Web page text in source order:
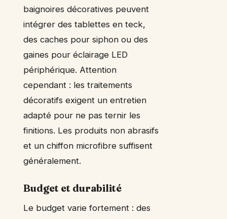
baignoires décoratives peuvent
intégrer des tablettes en teck,
des caches pour siphon ou des
gaines pour éclairage LED
périphérique. Attention
cependant : les traitements
décoratifs exigent un entretien
adapté pour ne pas ternir les
finitions. Les produits non abrasifs
et un chiffon microfibre suffisent
généralement.
Budget et durabilité
Le budget varie fortement : des